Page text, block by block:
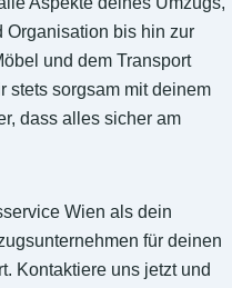
Organisation bis hin zur
und dem Transport
stets sorgsam mit deinem
dass alles sicher am
Wien als dein
für deinen
Kontaktiere uns jetzt und